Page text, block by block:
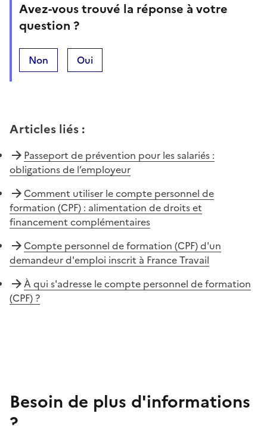
Avez-vous trouvé la réponse à votre
question ?
Non Oui
Articles liés :
Passeport de prévention pour les salariés :
obligations de l’employeur
Comment utiliser le compte personnel de
formation (CPF) : alimentation de droits et
financement complémentaires
Compte personnel de formation (CPF) d'un
demandeur d'emploi inscrit à France Travail
À qui s'adresse le compte personnel de formation
(CPF) ?
Besoin de plus d'informations